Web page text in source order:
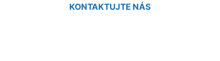
KONTAKTUJTE NÁS